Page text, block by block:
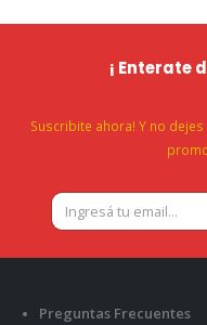
¡ Enterate
Suscribite ahora! Y no
Preguntas Frecuentes